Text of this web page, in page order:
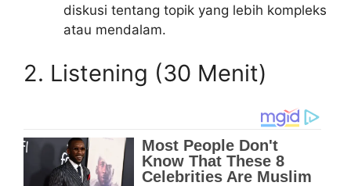
diskusi tentang topik yang lebih kompleks
atau mendalam.
2. Listening (30 Menit)